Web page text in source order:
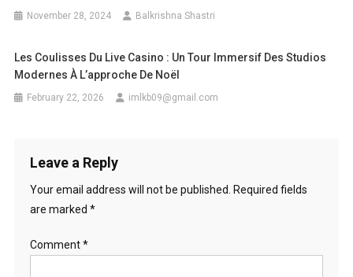
November 28, 2024 Balkrishna Shastri
Les Coulisses Du Live Casino : Un Tour Immersif Des Studios
Modernes À L’approche De Noël
February 22, 2026 imlkb09@gmail.com
Leave a Reply
Your email address will not be published.
Required fields
are marked *
Comment*